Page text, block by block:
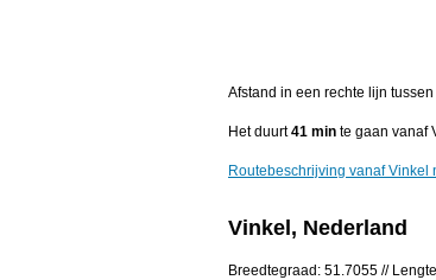
Afstand in een rechte lijn
Het duurt41 min te gaan vanaf
Routebeschrijving vanaf Vinkel
Vinkel, Nederland
Breedtegraad: 51.7055 //